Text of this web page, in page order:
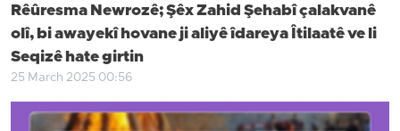
Rêûresma Newrozê; Şêx Zahid Şehabî çalakvanê
olî, bi awayekî hovane ji aliyê îdareya Îtilaatê ve li
Seqizê hate girtin
25 March 2025 00:56